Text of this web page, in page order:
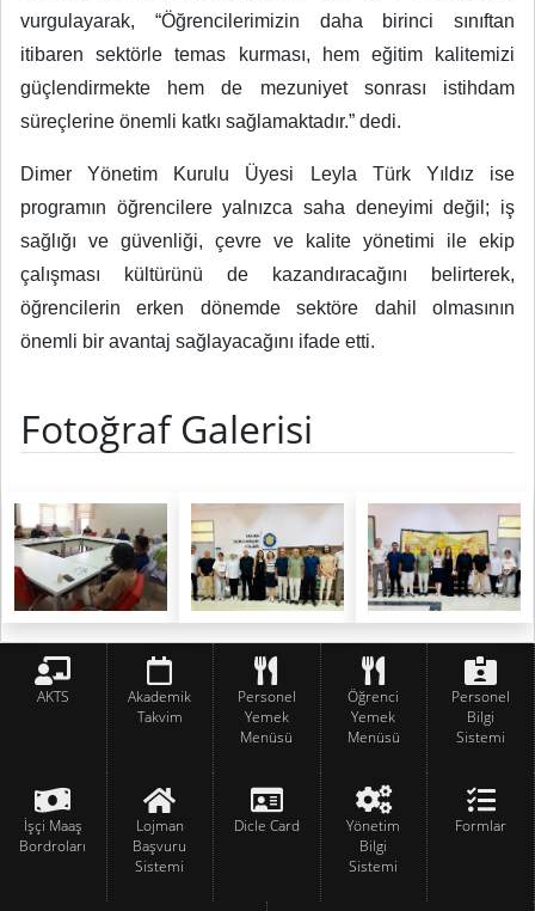
vurgulayarak, “Öğrencilerimizin daha birinci sınıftan
itibaren sektörle temas kurması, hem eğitim kalitemizi
güçlendirmekte hem de mezuniyet sonrası istihdam
süreçlerine önemli katkı sağlamaktadır.” dedi.
Dimer Yönetim Kurulu Üyesi Leyla Türk Yıldız ise
programın öğrencilere yalnızca saha deneyimi değil; iş
sağlığı ve güvenliği, çevre ve kalite yönetimi ile ekip
çalışması kültürünü de kazandıracağını belirterek,
öğrencilerin erken dönemde sektöre dahil olmasının
önemli bir avantaj sağlayacağını ifade etti.
Fotoğraf Galerisi
AKTS
Akademik
Takvim
Personel
Yemek
Menüsü
Öğrenci
Yemek
Menüsü
Personel
Bilgi
Sistemi
İşçi Maaş
Bordroları
Lojman
Başvuru
Sistemi
Dicle Card
Yönetim
Bilgi
Sistemi
Formlar